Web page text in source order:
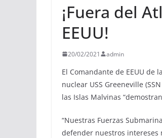
¡Fuera del
EEUU!
20/02/2021 admin
El Comandante de EEUU
nuclear USS Greeneville
las Islas Malvinas
“Nuestras Fuerzas
defender nuestros intereses